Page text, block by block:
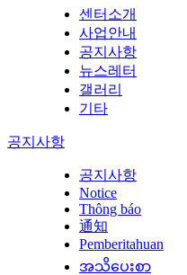
센터소개
사업안내
공지사항
뉴스레터
갤러리
기타
공지사항
공지사항
Notice
Thông báo
通知
Pemberitahuan
အသိပေးစာ